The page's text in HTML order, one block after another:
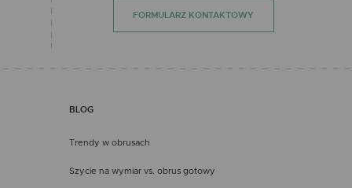
FORMULARZ KONTAKTOWY
BLOG
Trendy w obrusach
Szycie na wymiar vs. obrus gotowy